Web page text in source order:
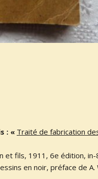
: « Traité de fabrication
et fils, 1911, 6e édition,
en noir, préface de